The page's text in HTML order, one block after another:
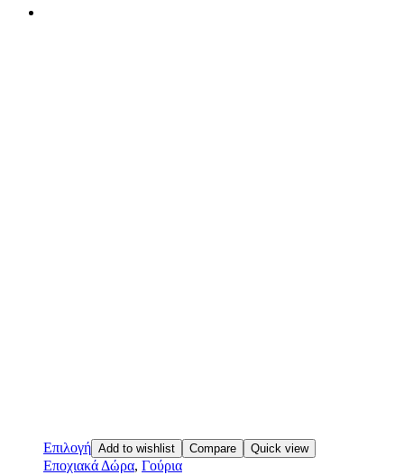
Επιλογή Add to wishlist Compare Quick view
Εποχιακά Δώρα, Γούρια